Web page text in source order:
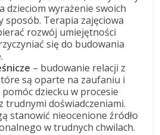
dzieciom wyrażenie swoich
sposób. Terapia zajęciowa
rozwój umiejętności
się do budowania
– budowanie relacji z
są oparte na zaufaniu i
dziecku w procesie
trudnymi doświadczeniami.
stanowić nieocenione źródło
w trudnych chwilach.